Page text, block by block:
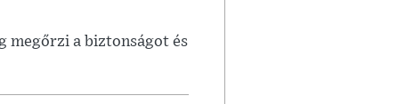
megőrzi a biztonságot és